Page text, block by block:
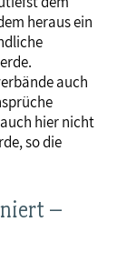
heraus ein
auch
hier nicht
so die
–